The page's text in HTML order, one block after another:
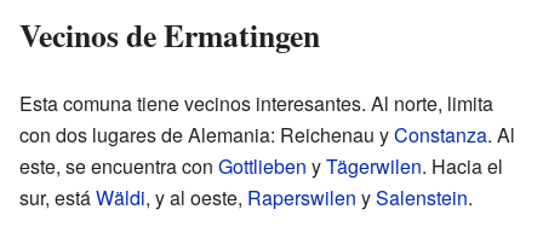
Vecinos de Ermatingen
Esta comuna tiene vecinos interesantes. Al norte, limita
con dos lugares de Alemania: Reichenau yConstanza. Al
este, se encuentra con Gottlieben yTägerwilen. Hacia el
sur, estáWäldi, y al oeste, Raperswilen ySalenstein.